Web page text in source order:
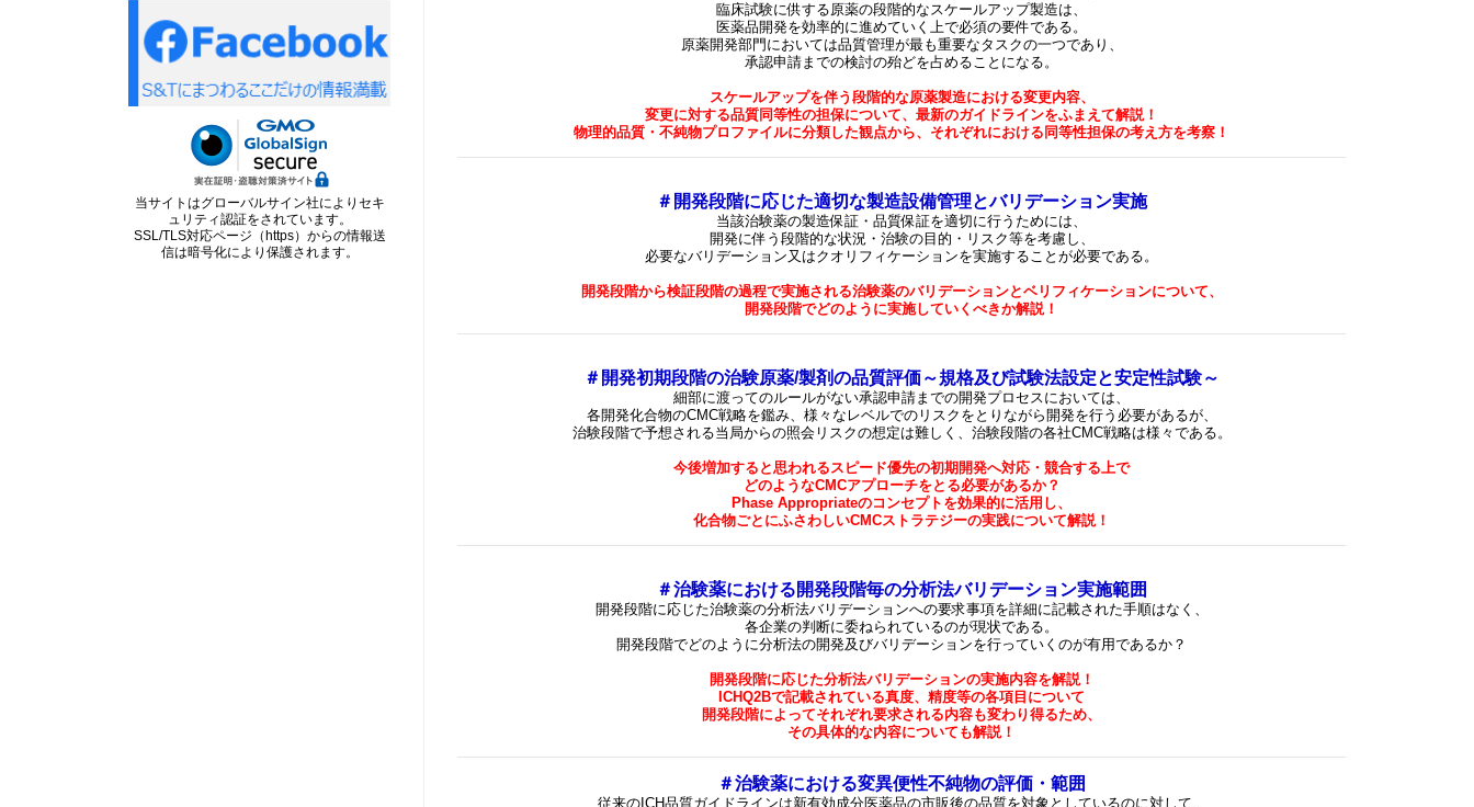
臨床試験に供する原薬の段階的なスケールアップ製造は、
医薬品開発を効率的に進めていく上で必須の要件である。
原薬開発部門においては品質管理が最も重要なタスクの一つであり、
承認申請までの検討の殆どを占めることになる。
スケールアップを伴う段階的な原薬製造における変更内容、
変更に対する品質同等性の担保について、最新のガイドラインをふまえて解説！
物理的品質・不純物プロファイルに分類した観点から、それぞれにおける同等性担保の考え方を考察！
＃開発段階に応じた適切な製造設備管理とバリデーション実施
当該治験薬の製造保証・品質保証を適切に行うためには、
開発に伴う段階的な状況・治験の目的・リスク等を考慮し、
必要なバリデーション又はクオリフィケーションを実施することが必要である。
開発段階から検証段階の過程で実施される治験薬のバリデーションとベリフィケーションについて、
開発段階でどのように実施していくべきか解説！
＃開発初期段階の治験原薬/製剤の品質評価～規格及び試験法設定と安定性試験～
細部に渡ってのルールがない承認申請までの開発プロセスにおいては、
各開発化合物のCMC戦略を鑑み、様々なレベルでのリスクをとりながら開発を行う必要があるが、
治験段階で予想される当局からの照会リスクの想定は難しく、治験段階の各社CMC戦略は様々である。
今後増加すると思われるスピード優先の初期開発へ対応・競合する上で
どのようなCMCアプローチをとる必要があるか？
Phase Appropriateのコンセプトを効果的に活用し、
化合物ごとにふさわしいCMCストラテジーの実践について解説！
＃治験薬における開発段階毎の分析法バリデーション実施範囲
開発段階に応じた治験薬の分析法バリデーションへの要求事項を詳細に記載された手順はなく、
各企業の判断に委ねられているのが現状である。
開発段階でどのように分析法の開発及びバリデーションを行っていくのが有用であるか？
開発段階に応じた分析法バリデーションの実施内容を解説！
ICHQ2Bで記載されている真度、精度等の各項目について
開発段階によってそれぞれ要求される内容も変わり得るため、
その具体的な内容についても解説！
＃治験薬における変異便性不純物の評価・範囲
従来のICH品質ガイドラインは新有効成分医薬品の市販後の品質を対象としているのに対して、
当サイトはグローバルサイン社によりセキ
ュリティ認証をされています。
SSL/TLS対応ページ（https）からの情報送
信は暗号化により保護されます。